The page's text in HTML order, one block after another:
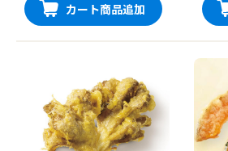
カート商品追加